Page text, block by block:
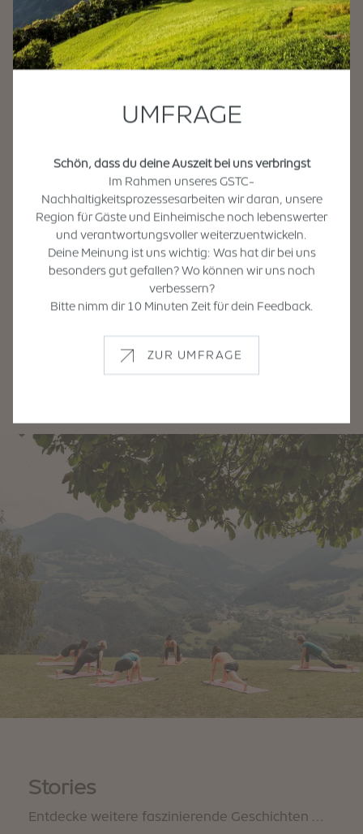
UMFRAGE
Schön, dass du deine Auszeit bei uns verbringst
Im Rahmen unseres GSTC-
Nachhaltigkeitsprozessesarbeiten wir daran, unsere
Region für Gäste und Einheimische noch lebenswerter
und verantwortungsvoller weiterzuentwickeln.
Deine Meinung ist uns wichtig: Was hat dir bei uns
besonders gut gefallen? Wo können wir uns noch
verbessern?
Bitte nimm dir 10 Minuten Zeit für dein Feedback.
ZUR UMFRAGE
Ankommen im hier und jetzt. Atmen.
Entspannen.
rhythmische Bewegungen wechseln sich ab mit
richtigen Atmung. Dabei bleiben die Abläufe
fließend, sanft und langsam. Eine Stunde aktives
Wohlfühlen tut richtig gut. Danach wollen alle
einfach nur bleiben. Vor dem Kirchlein sitzen wir
noch beisammen auf unseren Yogamatten und
plaudern über die Schönheit der Natur, des Yoga
und des Lebens. Danach verstreuen wir uns wie der
Wind in alle Richtungen – nach Pardell, Verdings,
Klausen und Feldthurns.
Text: Sylvia Pollex
Fotos: Thomas Rötting
Stories
Entdecke weitere faszinierende Geschichten ...